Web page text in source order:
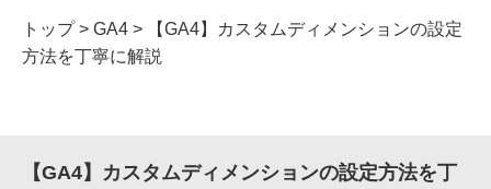
トップ> GA4 >
【GA4】カスタムディメンションの設定
方法を丁寧に解説
【GA4】カスタムディメンションの設定方法を丁